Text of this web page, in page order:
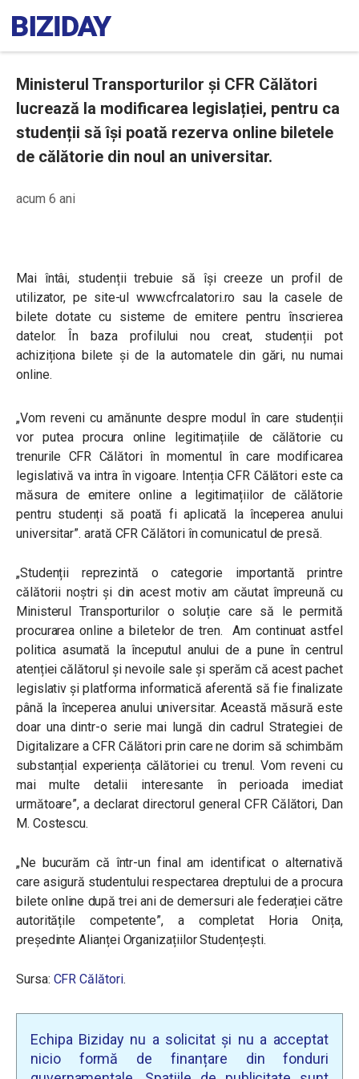
Ministerul Transporturilor și CFR Călători
lucrează la modificarea legislației, pentru ca
studenții să își poată rezerva online biletele
de călătorie din noul an universitar.
acum 6 ani
Mai întâi, studenții trebuie să își creeze un profil de
utilizator, pe site-ul www.cfrcalatori.ro sau la casele de
bilete dotate cu sisteme de emitere pentru înscrierea
datelor. În baza profilului nou creat, studenții pot
achiziționa bilete și de la automatele din gări, nu numai
online.
„Vom reveni cu amănunte despre modul în care studenții
vor putea procura online legitimațiile de călătorie cu
trenurile CFR Călători în momentul în care modificarea
legislativă va intra în vigoare. Intenția CFR Călători este ca
măsura de emitere online a legitimațiilor de călătorie
pentru studenți să poată fi aplicată la începerea anului
universitar”. arată CFR Călători în comunicatul de presă.
„Studenții reprezintă o categorie importantă printre
călătorii noștri și din acest motiv am căutat împreună cu
Ministerul Transporturilor o soluție care să le permită
procurarea online a biletelor de tren. Am continuat astfel
politica asumată la începutul anului de a pune în centrul
atenției călătorul și nevoile sale și sperăm că acest pachet
legislativ și platforma informatică aferentă să fie finalizate
până la începerea anului universitar. Această măsură este
doar una dintr-o serie mai lungă din cadrul Strategiei de
Digitalizare a CFR Călători prin care ne dorim să schimbăm
substanțial experiența călătoriei cu trenul. Vom reveni cu
mai multe detalii interesante în perioada imediat
următoare”, a declarat directorul general CFR Călători, Dan
M. Costescu.
„Ne bucurăm că într-un final am identificat o alternativă
care asigură studentului respectarea dreptului de a procura
bilete online după trei ani de demersuri ale federației către
autoritățile competente”, a completat Horia Onița,
președinte Alianței Organizațiilor Studențești.
Sursa: CFR Călători.
Echipa Biziday nu a solicitat și nu a acceptat
nicio formă de finanțare din fonduri